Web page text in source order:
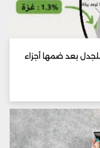
بعد ضمها أجزاء